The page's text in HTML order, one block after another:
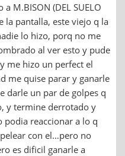
M.BISON (DEL SUELO
la pantalla, este viejo q la
lo hizo, porq no me
al ver esto y pude
me hizo un perfect el
me quise parar y ganarle
darle un par de golpes q
y termine derrotado y
reaccionar a lo q
con el…pero no
es dificil ganarle a